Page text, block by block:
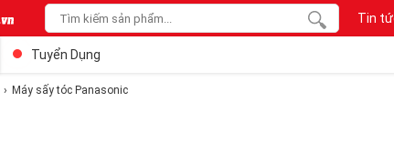
Tin
Tuyển Dụng
Máy sấy tóc Panasonic